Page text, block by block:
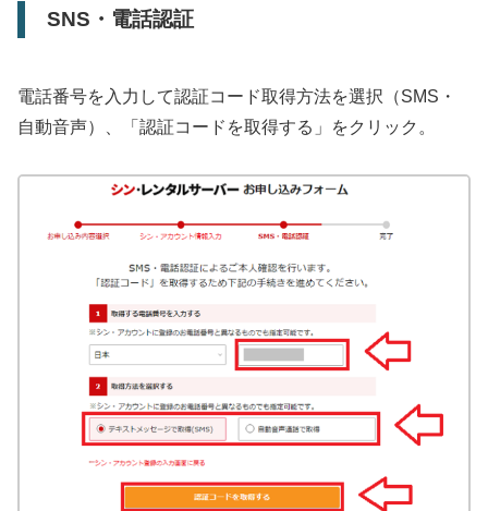
SNS・電話認証
電話番号を入力して認証コード取得方法を選択（SMS・
自動音声）、「認証コードを取得する」をクリック。